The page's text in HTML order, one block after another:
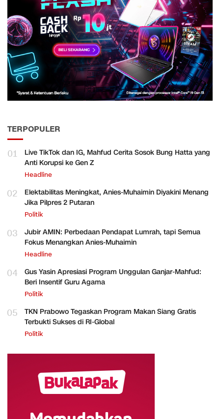
TERPOPULER
01
Live TikTok dan IG, Mahfud Cerita Sosok Bung Hatta yang
Anti Korupsi ke Gen Z
Headline
02
Elektabilitas Meningkat, Anies-Muhaimin Diyakini Menang
Jika Pilpres 2 Putaran
Politik
03
Jubir AMIN: Perbedaan Pendapat Lumrah, tapi Semua
Fokus Menangkan Anies-Muhaimin
Headline
04
Gus Yasin Apresiasi Program Unggulan Ganjar-Mahfud:
Beri Insentif Guru Agama
Politik
05
TKN Prabowo Tegaskan Program Makan Siang Gratis
Terbukti Sukses di RI-Global
Politik